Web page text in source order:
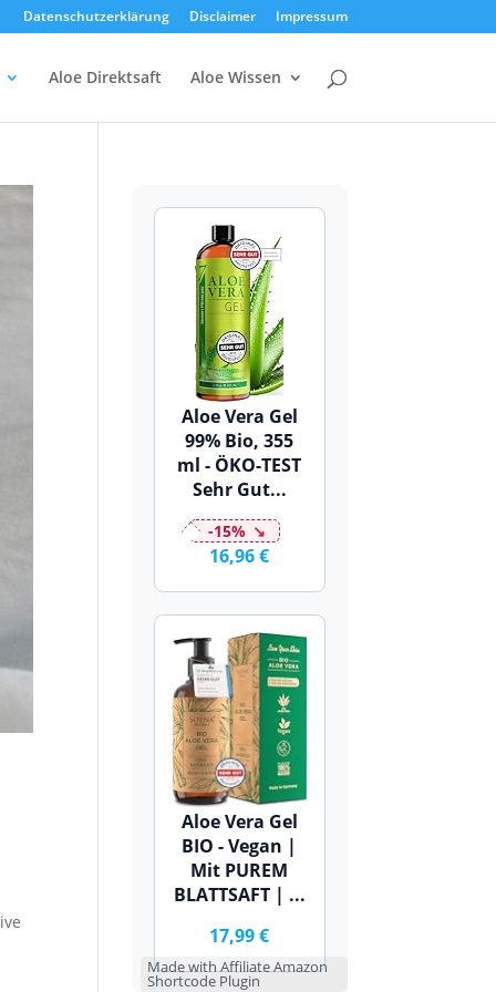
Datenschutzerklärung Disclaimer Impressum
Aloe Direktsaft Aloe Wissen
Aloe Vera Gel
99% Bio, 355
ml - ÖKO-TEST
Sehr Gut...
-15%
16,96 €
Aloe Vera Gel
BIO - Vegan |
Mit PUREM
BLATTSAFT | ...
17,99 €
Made with Affiliate Amazon
Shortcode Plugin